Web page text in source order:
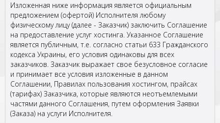
Изложенная ниже информация является официальным
предложением (офертой) Исполнителя любому
физическому лицу (далее - Заказчик) заключить Соглашение
на предоставление услуг хостинга. Указанное Соглашение
является публичным, т.е. согласно статьи 633 Гражданского
кодекса Украины, его условия одинаковы для всех
заказчиков. Заказчик выражает свое безусловное согласие
и принимает все условия изложенные в данном
Cоглашении, Правилах пользования хостингом, прайсах
(тарифах) Заказчика, которые являются неотъемлемыми
частями данного Cоглашения, путем оформления Заявки
(Заказа) на услуги Исполнителя.